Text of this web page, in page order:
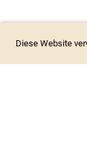
Diese Website